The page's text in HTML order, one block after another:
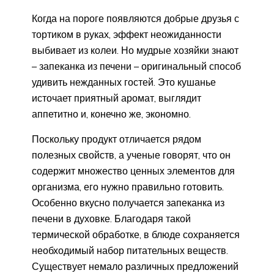
Когда на пороге появляются добрые друзья с
тортиком в руках, эффект неожиданности
выбивает из колеи. Но мудрые хозяйки знают
– запеканка из печени – оригинальный способ
удивить нежданных гостей. Это кушанье
источает приятный аромат, выглядит
аппетитно и, конечно же, экономно.
Поскольку продукт отличается рядом
полезных свойств, а ученые говорят, что он
содержит множество ценных элементов для
организма, его нужно правильно готовить.
Особенно вкусно получается запеканка из
печени в духовке. Благодаря такой
термической обработке, в блюде сохраняется
необходимый набор питательных веществ.
Существует немало различных предложений